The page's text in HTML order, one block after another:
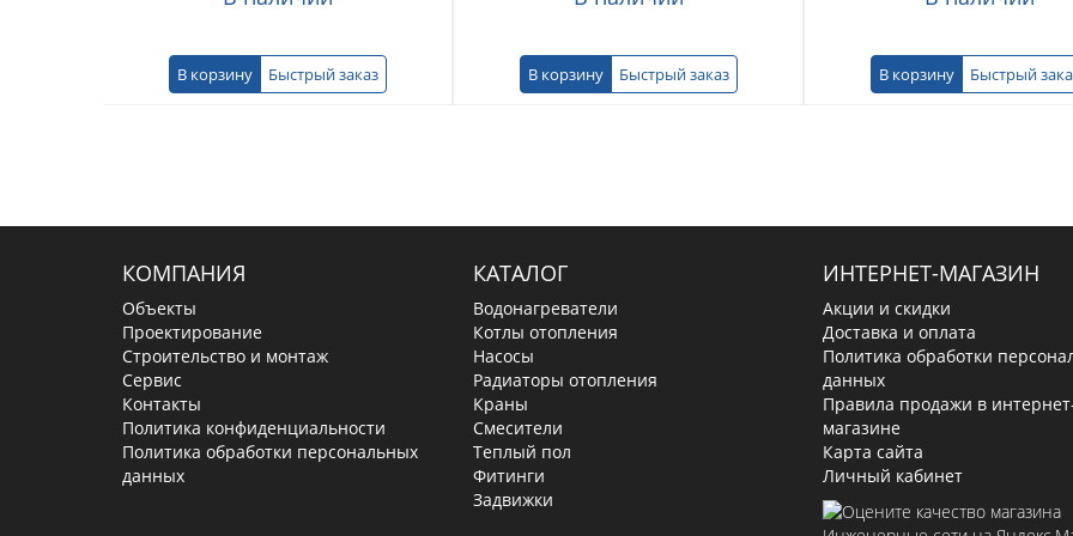
В корзину Быстрый заказ В корзину Быстрый заказ В корзину Быстрый
КОМПАНИЯ
Объекты
Проектирование
Строительство и монтаж
Сервис
Контакты
Политика конфиденциальности
Политика обработки персональных
данных
КАТАЛОГ
Водонагреватели
Котлы отопления
Насосы
Радиаторы отопления
Краны
Смесители
Теплый пол
Фитинги
Задвижки
ИНТЕРНЕТ-МАГАЗИН
Акции и скидки
Доставка и оплата
Политика обработки
данных
Правила продажи в
магазине
Карта сайта
Личный кабинет